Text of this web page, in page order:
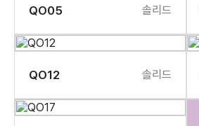
QO05 솔리드
QO12 솔리드